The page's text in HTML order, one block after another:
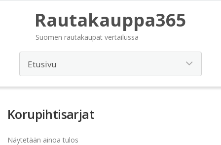
Rautakauppa365
Suomen rautakaupat vertailussa
Korupihtisarjat
Näytetään ainoa tulos